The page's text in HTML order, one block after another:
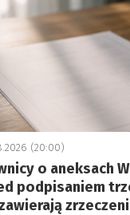
(20:00)
o aneksach
podpisaniem